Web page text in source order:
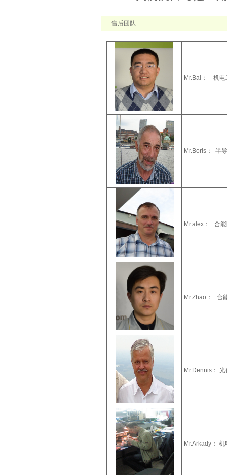
售后团队
Mr.Bai： 机电
Mr.Boris： 半
Mr.alex： 合
Mr.Zhao： 合
Mr.Dennis：
Mr.Arkady：